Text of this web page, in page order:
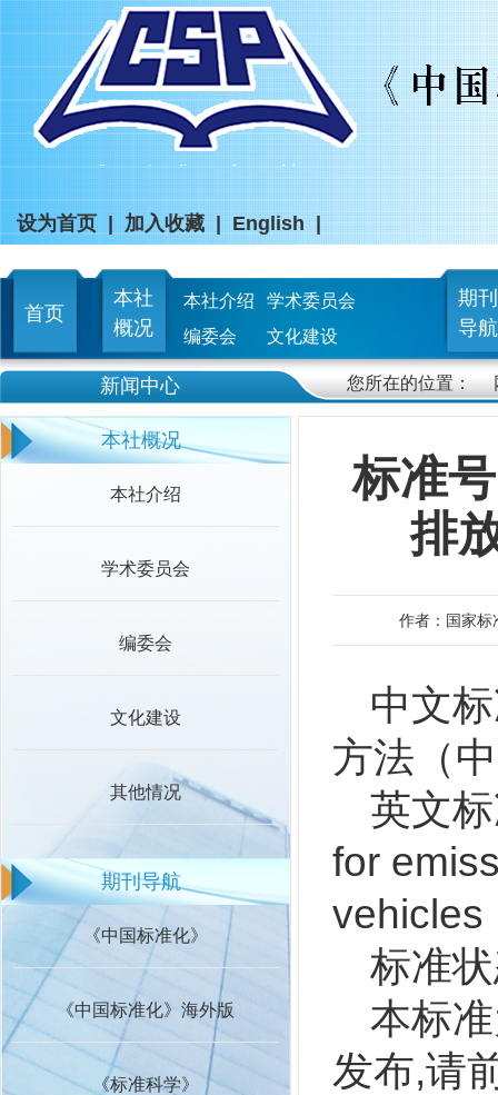
设为首页 加入收藏 English
首页
本社
概况
本社介绍
学术委员会
编委会
文化建设
期刊
导航
新闻中心 您所在的位置：
本社概况
本社介绍
学术委员会
编委会
文化建设
其他情况
期刊导航
《中国标准化》
《中国标准化》海外版
《标准科学》
标准
排
作者：国家标
中文
方法（
英文
for
vehicles
标准
本标
发布,请